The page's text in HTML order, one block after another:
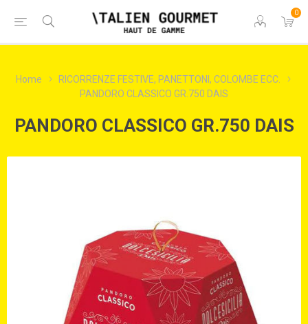
0
Home
RICORRENZE FESTIVE, PANETTONI, COLOMBE ECC.
PANDORO CLASSICO GR.750 DAIS
PANDORO CLASSICO GR.750 DAIS